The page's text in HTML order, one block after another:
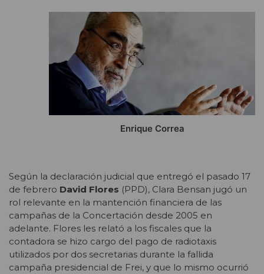
Enrique Correa
Según la declaración judicial que entregó el pasado 17
de febrero David Flores (PPD), Clara Bensan jugó un
rol relevante en la mantención financiera de las
campañas de la Concertación desde 2005 en
adelante. Flores les relató a los fiscales que la
contadora se hizo cargo del pago de radiotaxis
utilizados por dos secretarias durante la fallida
campaña presidencial de Frei, y que lo mismo ocurrió